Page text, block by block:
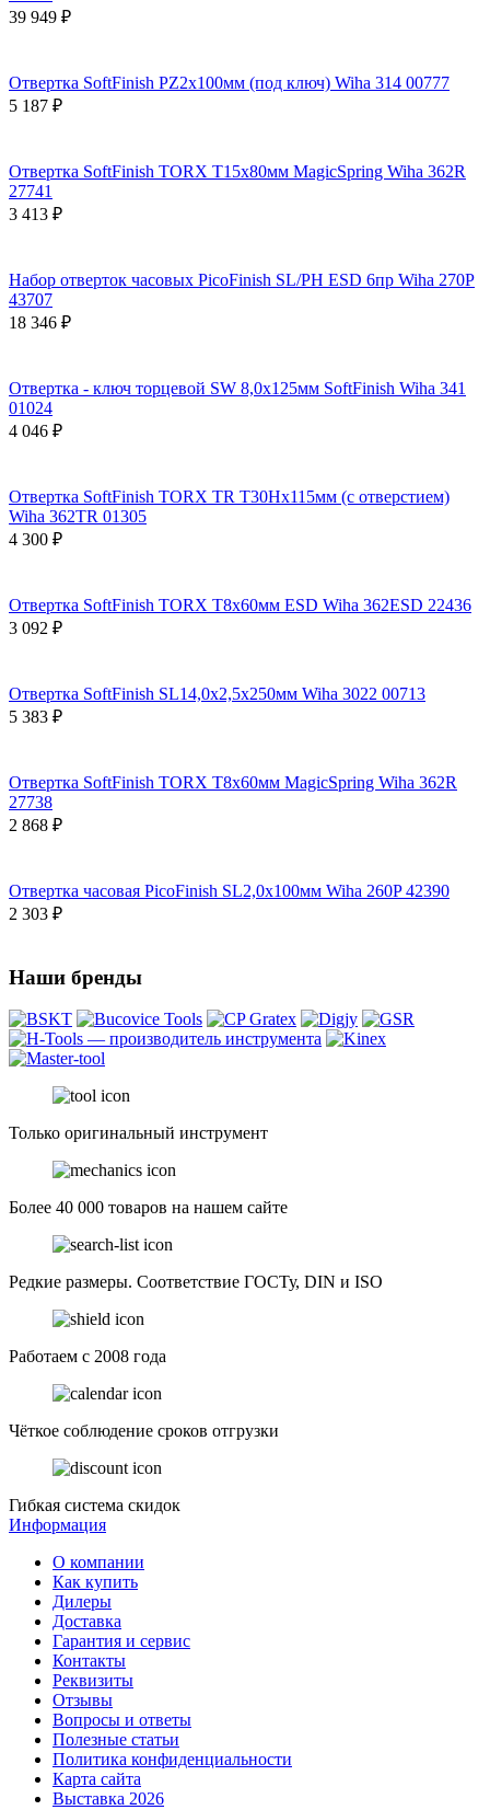
39 949 ₽
Отвертка SoftFinish PZ2х100мм (под ключ) Wiha 314 00777
5 187 ₽
Отвертка SoftFinish TORX T15х80мм MagicSpring Wiha 362R
27741
3 413 ₽
Набор отверток часовых PicoFinish SL/PH ESD 6пр Wiha 270P
43707
18 346 ₽
Отвертка - ключ торцевой SW 8,0х125мм SoftFinish Wiha 341
01024
4 046 ₽
Отвертка SoftFinish TORX TR T30Hх115мм (с отверстием)
Wiha 362TR 01305
4 300 ₽
Отвертка SoftFinish TORX T8х60мм ESD Wiha 362ESD 22436
3 092 ₽
Отвертка SoftFinish SL14,0х2,5х250мм Wiha 3022 00713
5 383 ₽
Отвертка SoftFinish TORX T8х60мм MagicSpring Wiha 362R
27738
2 868 ₽
Отвертка часовая PicoFinish SL2,0x100мм Wiha 260P 42390
2 303 ₽
Наши бренды
Только оригинальный инструмент
Более 40 000 товаров на нашем сайте
Редкие размеры. Соответствие ГОСТу, DIN и ISO
Работаем с 2008 года
Чёткое соблюдение сроков отгрузки
Гибкая система скидок
Информация
О компании
Как купить
Дилеры
Доставка
Гарантия и сервис
Контакты
Реквизиты
Отзывы
Вопросы и ответы
Полезные статьи
Политика конфиденциальности
Карта сайта
Выставка 2026